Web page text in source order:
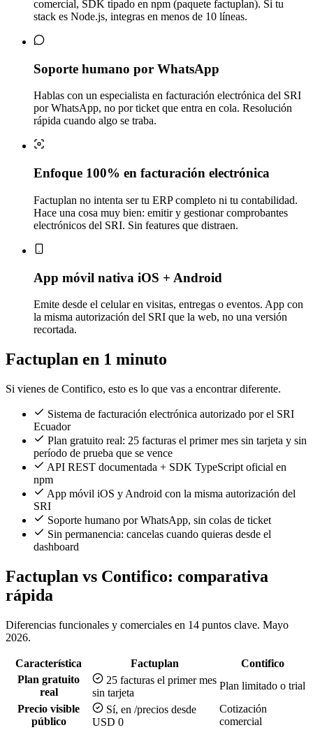
comercial, SDK tipado en npm (paquete factuplan). Si tu
stack es Node.js, integras en menos de 10 líneas.
Soporte humano por WhatsApp
Hablas con un especialista en facturación electrónica del SRI
por WhatsApp, no por ticket que entra en cola. Resolución
rápida cuando algo se traba.
Enfoque 100% en facturación electrónica
Factuplan no intenta ser tu ERP completo ni tu contabilidad.
Hace una cosa muy bien: emitir y gestionar comprobantes
electrónicos del SRI. Sin features que distraen.
App móvil nativa iOS + Android
Emite desde el celular en visitas, entregas o eventos. App con
la misma autorización del SRI que la web, no una versión
recortada.
Factuplan en 1 minuto
Si vienes de Contifico, esto es lo que vas a encontrar diferente.
Sistema de facturación electrónica autorizado por el SRI
Ecuador
Plan gratuito real: 25 facturas el primer mes sin tarjeta y sin
período de prueba que se vence
API REST documentada + SDK TypeScript oficial en
npm
App móvil iOS y Android con la misma autorización del
SRI
Soporte humano por WhatsApp, sin colas de ticket
Sin permanencia: cancelas cuando quieras desde el
dashboard
Factuplan vs Contifico: comparativa
rápida
Diferencias funcionales y comerciales en 14 puntos clave. Mayo
2026.
Característica Factuplan
Contifico
Plan gratuito
real
25 facturas el primer mes
sin tarjeta
Plan limitado o trial
Precio visible
público
Sí, en /precios desde
USD 0
Cotización
comercial